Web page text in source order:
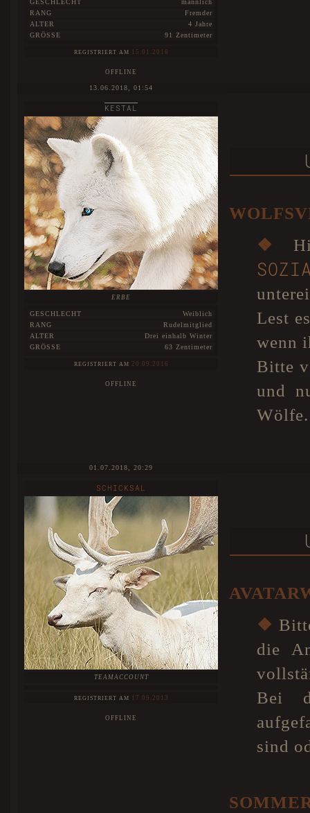
GESCHLECHT
männlich
RANG
Fremder
ALTER
4 Jahre
GRÖSSE
91 Zentimeter
REGISTRIERT AM 15.01.2016
OFFLINE
13.06.2018, 01:54
KESTAL
ERBE
GESCHLECHT
Weiblich
RANG
Rudelmitglied
ALTER
Drei einhalb Winter
GRÖSSE
63 Zentimeter
REGISTRIERT AM 20.09.2016
OFFLINE
❖
Lest
wenn
Bitte
und
Wölfe.
01.07.2018, 20:29
SCHICKSAL
TEAMACCOUNT
REGISTRIERT AM 17.09.2013
OFFLINE
❖
die
Bei
sind